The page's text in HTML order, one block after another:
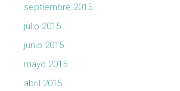
septiembre 2015
julio 2015
junio 2015
mayo 2015
abril 2015